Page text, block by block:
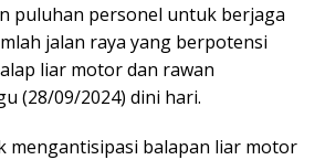
puluhan personel untuk berjaga
jalan raya yang berpotensi
liar motor dan rawan
(28/09/2024) dini hari.
mengantisipasi balapan liar motor